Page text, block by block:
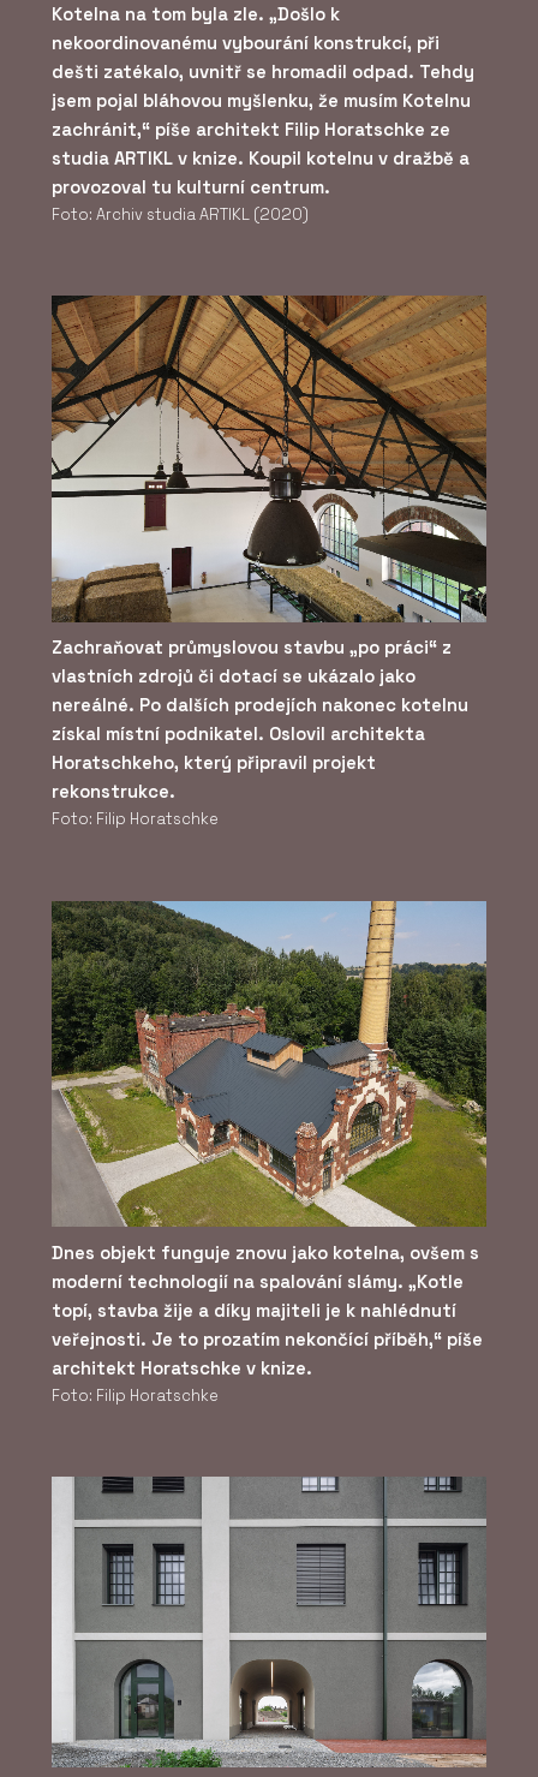
Kotelna na tom byla zle. „Došlo k
nekoordinovanému vybourání konstrukcí, při
dešti zatékalo, uvnitř se hromadil odpad. Tehdy
jsem pojal bláhovou myšlenku, že musím Kotelnu
zachránit,“ píše architekt Filip Horatschke ze
studia ARTIKL v knize. Koupil kotelnu v dražbě a
provozoval tu kulturní centrum.
Foto: Archiv studia ARTIKL (2020)
Zachraňovat průmyslovou stavbu „po práci“ z
vlastních zdrojů či dotací se ukázalo jako
nereálné. Po dalších prodejích nakonec kotelnu
získal místní podnikatel. Oslovil architekta
Horatschkeho, který připravil projekt
rekonstrukce.
Foto: Filip Horatschke
Dnes objekt funguje znovu jako kotelna, ovšem s
moderní technologií na spalování slámy. „Kotle
topí, stavba žije a díky majiteli je k nahlédnutí
veřejnosti. Je to prozatím nekončící příběh,“ píše
architekt Horatschke v knize.
Foto: Filip Horatschke